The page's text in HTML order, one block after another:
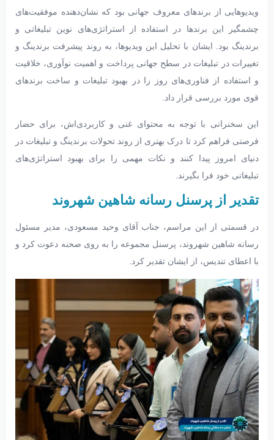
ویدیوهایی از برندهای معروف جهانی بود که نشان‌دهنده موفقیت‌های
چشمگیر این برندها در استفاده از استراتژی‌های نوین تبلیغاتی و
برندینگ بود. ایشان با تحلیل این ویدیوها، به روند پیشرفت برندینگ و
تغییرات در تبلیغات در سطح جهانی پرداخت و اهمیت نوآوری، خلاقیت
و استفاده از فناوری‌های روز را در بهبود تبلیغات و ساخت برندهای
قوی مورد بررسی قرار داد.
این سخنرانی با توجه به محتوای غنی و کاربردی‌اش، برای حضار
فرصتی فراهم کرد تا درک بهتری از روند تحولات برندینگ و تبلیغات در
دنیای امروز پیدا کنند و نکات مهمی را برای بهبود استراتژی‌های
تبلیغاتی خود فرا بگیرند.
تقدیر از پرسنل رسانه شاهین شهروند
در قسمتی از این مراسم، جناب آقای وحید مسعودی، مدیر مسئول
رسانه شاهین شهروند، پرسنل مجموعه را به روی صحنه دعوت کرد و
با اعطای تندیس، از ایشان تقدیر کرد.